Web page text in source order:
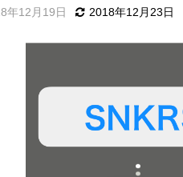
年12月19日 2018年12月23日